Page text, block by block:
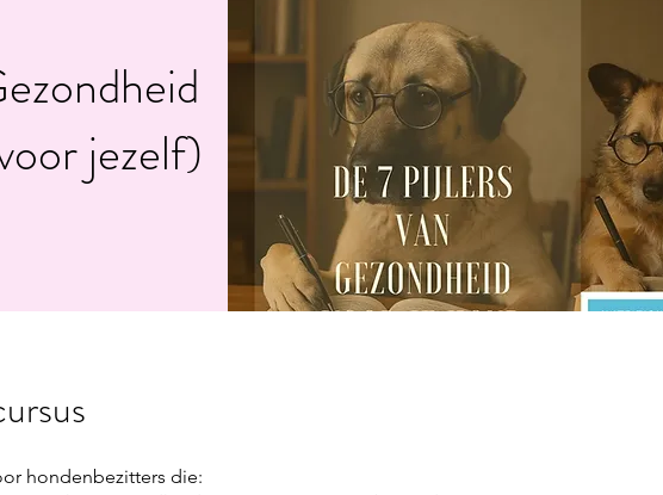
jezelf)
hondenbezitters die: